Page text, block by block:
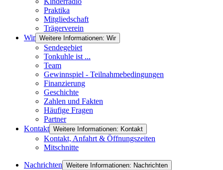
Praktika
Mitgliedschaft
Trägerverein
Wir Weitere Informationen: Wir
Sendegebiet
Tonkuhle ist ...
Team
Gewinnspiel - Teilnahmebedingungen
Finanzierung
Geschichte
Zahlen und Fakten
Häufige Fragen
Partner
Kontakt Weitere Informationen: Kontakt
Kontakt, Anfahrt & Öffnungszeiten
Mitschnitte
Nachrichten Weitere Informationen: Nachrichten